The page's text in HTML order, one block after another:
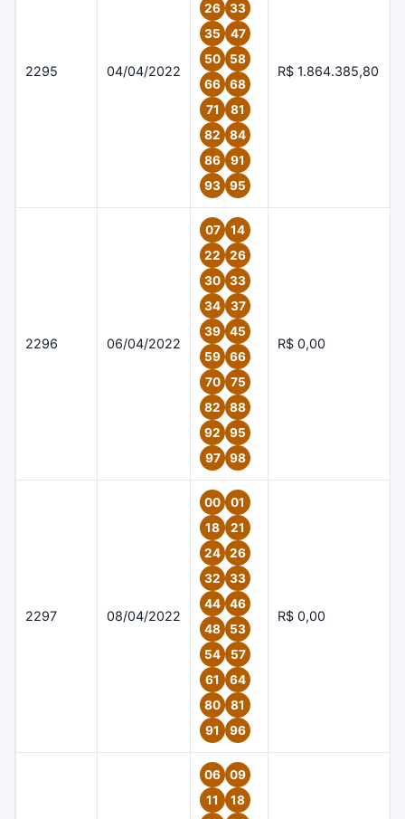
2295 04/04/2022
26
33
35
47
50
58
66
68
71
81
82
84
86
91
93
95
R$ 1.864.385,80
2296 06/04/2022
07
14
22
26
30
33
34
37
39
45
59
66
70
75
82
88
92
95
97
98
R$ 0,00
2297 08/04/2022
00
01
18
21
24
26
32
33
44
46
48
53
54
57
61
64
80
81
91
96
R$ 0,00
06
09
11
18